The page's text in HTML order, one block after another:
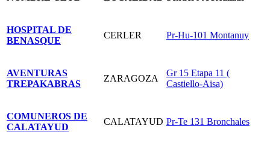
HOSPITAL DE
BENASQUE
CERLER Pr-Hu-101 Montanuy
AVENTURAS
TREPAKABRAS
ZARAGOZA
Gr 15 Etapa 11 (
Castiello-Aisa)
COMUNEROS DE
CALATAYUD
CALATAYUD Pr-Te 131 Bronchales